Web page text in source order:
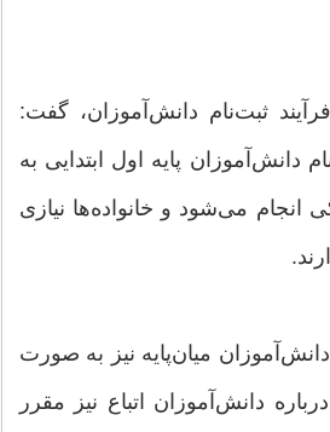
ثبت‌نام دانش‌آموزان، گفت:
دانش‌آموزان پایه اول ابتدایی به
انجام می‌شود و خانواده‌ها نیازی
میان‌پایه نیز به صورت
دانش‌آموزان اتباع نیز مقرر